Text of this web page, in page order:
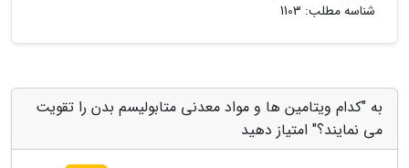
شناسه مطلب: 1103
به "کدام ویتامین ها و مواد معدنی متابولیسم بدن را تقویت
می نمایند؟" امتیاز دهید